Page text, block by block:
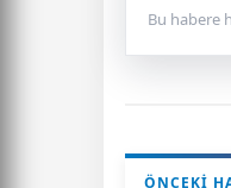
Bu habere
ÖNCEKI